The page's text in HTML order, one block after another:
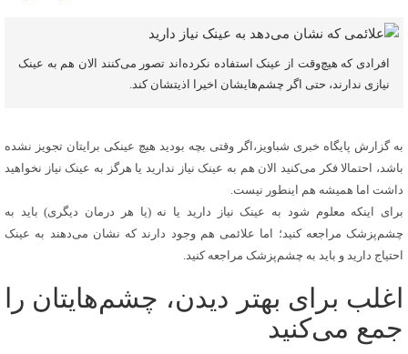
افرادی که هیچ‌وقت از عینک استفاده نکرده‌اند تصور می‌کنند الان هم به عینک
نیازی ندارند، حتی اگر چشم‌هایشان اخیرا اذیتشان کند.
به گزارش پایگاه خبری شباویز،اگر وقتی بچه بودید هیچ عینکی برایتان تجویز نشده
باشد، احتمالا فکر می‌کنید الان هم به عینک نیاز ندارید یا هرگز به عینک نیاز نخواهید
داشت اما همیشه هم اینطور نیست.
برای اینکه معلوم شود به عینک نیاز دارید یا نه (یا هر درمان دیگری) باید به
چشم‌پزشک مراجعه کنید؛ اما علائمی هم وجود دارند که نشان می‌دهند به عینک
احتیاج دارید و باید به چشم‌پزشک مراجعه کنید.
اغلب برای بهتر دیدن، چشم‌هایتان را
جمع می‌کنید